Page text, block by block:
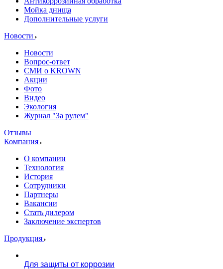
Мойка днища
Дополнительные услуги
Новости
Новости
Вопрос-ответ
СМИ о KROWN
Акции
Фото
Видео
Экология
Журнал "За рулем"
Отзывы
Компания
О компании
Технология
История
Сотрудники
Партнеры
Вакансии
Стать дилером
Заключение экспертов
Продукция
Для защиты от коррозии